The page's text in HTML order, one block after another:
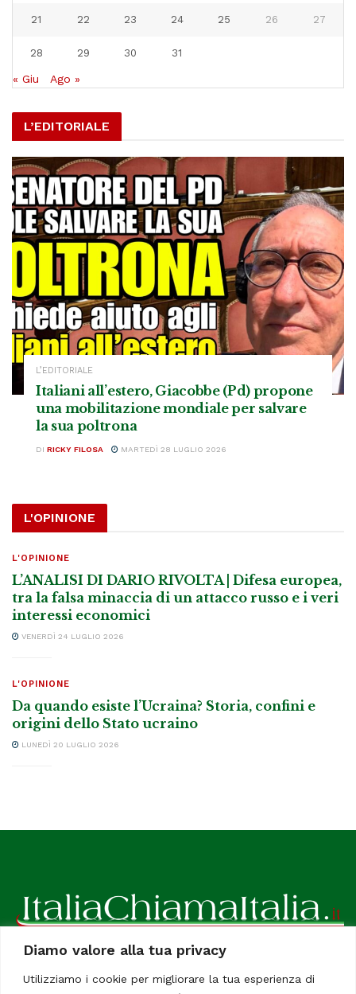
Diamo valore alla tua privacy
Utilizziamo i cookie per migliorare la tua esperienza di
21 22 23 24 25 26 27
28 29 30 31
« Giu Ago »
L’EDITORIALE
L’EDITORIALE
Italiani all’estero, Giacobbe (Pd) propone
una mobilitazione mondiale per salvare
la sua poltrona
DI RICKY FILOSA MARTEDÌ 28 LUGLIO 2026
L'OPINIONE
L'OPINIONE
L’ANALISI DI DARIO RIVOLTA | Difesa europea,
tra la falsa minaccia di un attacco russo e i veri
interessi economici
VENERDÌ 24 LUGLIO 2026
L'OPINIONE
Da quando esiste l’Ucraina? Storia, confini e
origini dello Stato ucraino
LUNEDÌ 20 LUGLIO 2026
ItaliaChiamaItalia, il TUO quotidiano online preferito.